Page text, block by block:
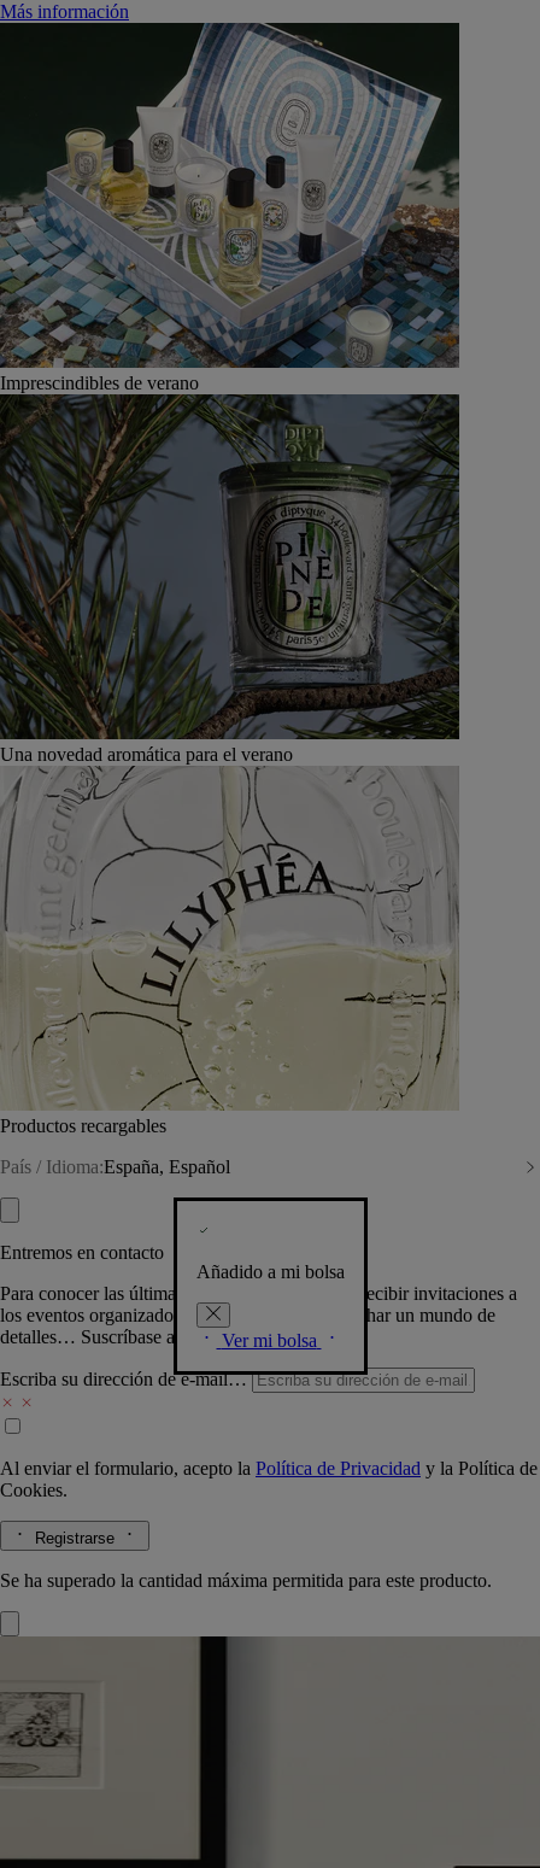
Más información
Imprescindibles de verano
Una novedad aromática para el verano
Productos recargables
País / Idioma:España, Español
Añadido a mi bolsa
Ver mi bolsa
Entremos en contacto
Para conocer las últimas creaciones de la Casa, recibir invitaciones a
los eventos organizados por Diptyque y aprovechar un mundo de
detalles… Suscríbase a nuestra newsletter.
Escriba su dirección de e-mail…
Al enviar el formulario, acepto la Política de Privacidad y la Política de
Cookies.
Registrarse
Se ha superado la cantidad máxima permitida para este producto.